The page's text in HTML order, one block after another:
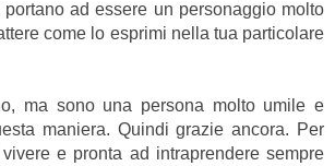
ad essere un personaggio molto
come lo esprimi nella tua particolare
ma sono una persona molto umile e
maniera. Quindi grazie ancora. Per
e pronta ad intraprendere sempre